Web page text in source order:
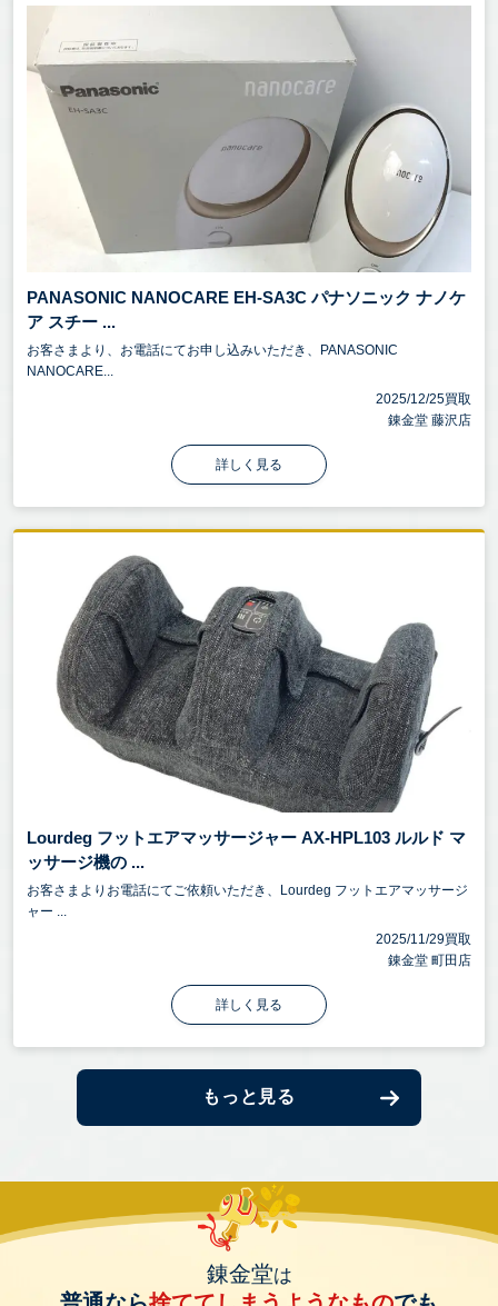
PANASONIC NANOCARE EH-SA3C パナソニック ナノケ
ア スチー ...
お客さまより、お電話にてお申し込みいただき、PANASONIC
NANOCARE...
2025/12/25買取
錬金堂 藤沢店
詳しく見る
Lourdeg フットエアマッサージャー AX-HPL103 ルルド マ
ッサージ機の ...
お客さまよりお電話にてご依頼いただき、Lourdeg フットエアマッサージ
ャー ...
2025/11/29買取
錬金堂 町田店
詳しく見る
もっと見る
錬金堂は